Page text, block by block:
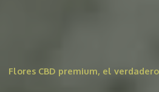
Flores CBD premium, el